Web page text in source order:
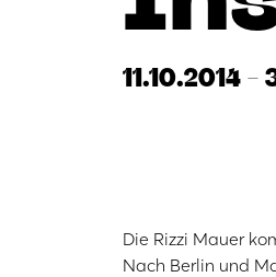
11.10.2014 -
Die Rizzi Mauer
Nach Berlin und